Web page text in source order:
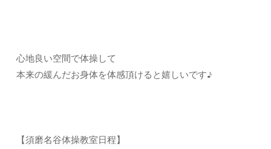
心地良い空間で体操して
本来の緩んだお身体を体感頂けると嬉しいです♪
【須磨名谷体操教室日程】